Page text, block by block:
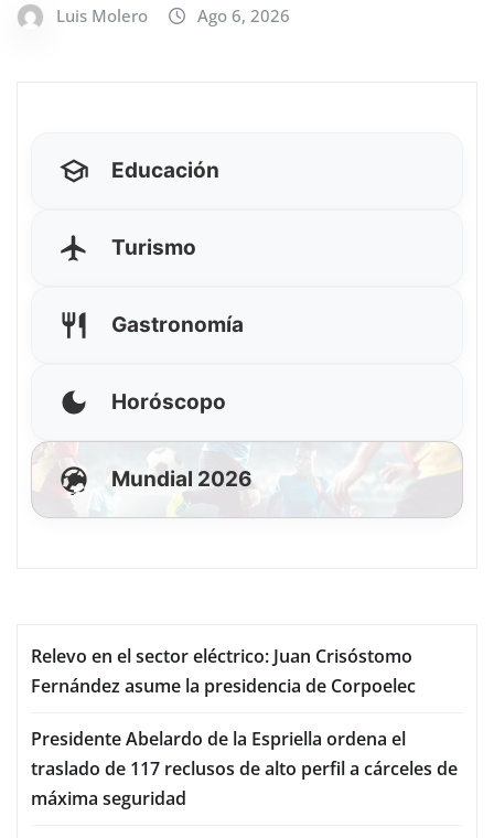
Luis Molero Ago 6, 2026
Educación
Turismo
Gastronomía
Horóscopo
Mundial 2026
Relevo en el sector eléctrico: Juan Crisóstomo
Fernández asume la presidencia de Corpoelec
Presidente Abelardo de la Espriella ordena el
traslado de 117 reclusos de alto perfil a cárceles de
máxima seguridad